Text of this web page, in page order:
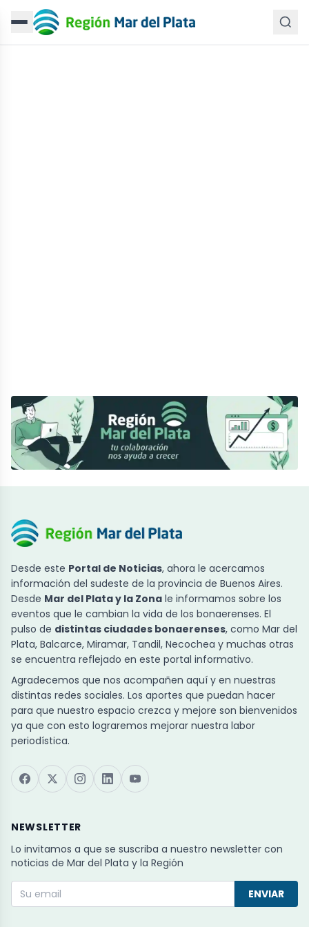
Desde este Portal de Noticias, ahora le acercamos
información del sudeste de la provincia de Buenos Aires.
Desde Mar del Plata y la Zona le informamos sobre los
eventos que le cambian la vida de los bonaerenses. El
pulso de distintas ciudades bonaerenses, como Mar del
Plata, Balcarce, Miramar, Tandil, Necochea y muchas otras
se encuentra reflejado en este portal informativo.
Agradecemos que nos acompañen aquí y en nuestras
distintas redes sociales. Los aportes que puedan hacer
para que nuestro espacio crezca y mejore son bienvenidos
ya que con esto lograremos mejorar nuestra labor
periodística.
NEWSLETTER
Lo invitamos a que se suscriba a nuestro newsletter con
noticias de Mar del Plata y la Región
ENVIAR